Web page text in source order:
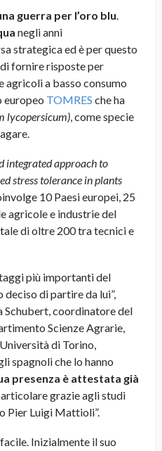
guerra per l’oro blu.
negli anni
strategica ed è per questo
fornire risposte per
agricoli a basso consumo
europeo TOMRES che ha
lycopersicum), come specie
integrated approach to
stress tolerance in plants
10 Paesi europei, 25
agricole e industrie del
di oltre 200 tra tecnici e
più importanti del
di partire da lui”,
Schubert, coordinatore del
Scienze Agrarie,
di Torino,
spagnoli che lo hanno
presenza è attestata già
grazie agli studi
Pier Luigi Mattioli”.
Inizialmente il suo